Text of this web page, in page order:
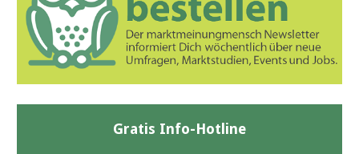
Gratis Info-Hotline